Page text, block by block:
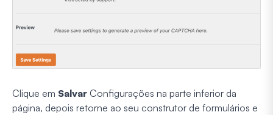
Clique em Salvar Configurações na parte inferior da
página, depois retorne ao seu construtor de formulários e